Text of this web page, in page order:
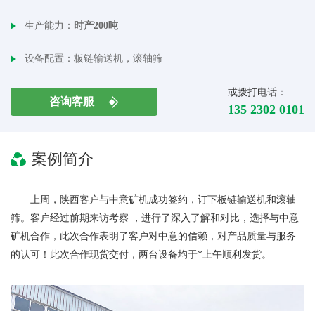
生产能力： 时产200吨
设备配置： 板链输送机，滚轴筛
咨询客服
或拨打电话：
135 2302 0101
案例简介
上周，陕西客户与中意矿机成功签约，订下板链输送机和滚轴
筛。客户经过前期来访考察 ，进行了深入了解和对比，选择与中意
矿机合作，此次合作表明了客户对中意的信赖，对产品质量与服务
的认可！此次合作现货交付，两台设备均于*上午顺利发货。